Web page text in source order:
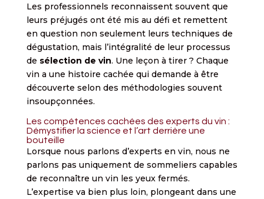
Les professionnels reconnaissent souvent que
leurs préjugés ont été mis au défi et remettent
en question non seulement leurs techniques de
dégustation, mais l’intégralité de leur processus
de sélection de vin. Une leçon à tirer ? Chaque
vin a une histoire cachée qui demande à être
découverte selon des méthodologies souvent
insoupçonnées.
Les compétences cachées des experts du vin :
Démystifier la science et l’art derrière une
bouteille
Lorsque nous parlons d’experts en vin, nous ne
parlons pas uniquement de sommeliers capables
de reconnaître un vin les yeux fermés.
L’expertise va bien plus loin, plongeant dans une